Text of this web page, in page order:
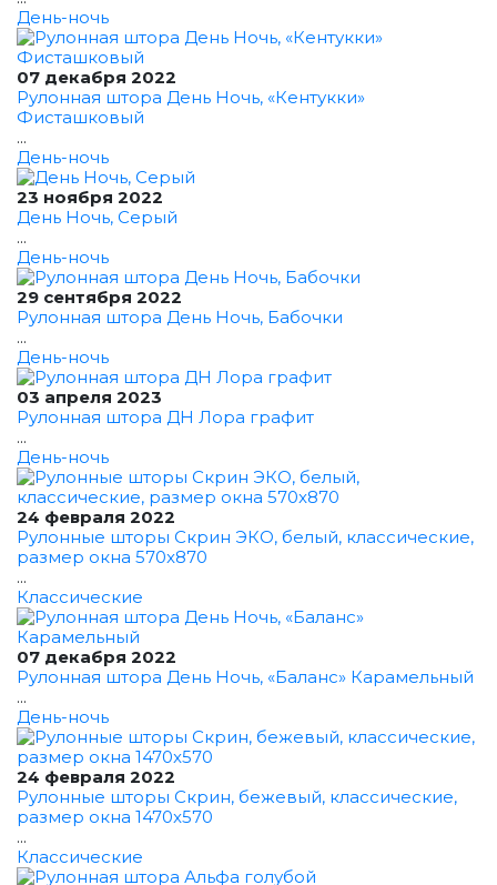
День-ночь
07 декабря 2022
Рулонная штора День Ночь, «Кентукки»
Фисташковый
...
День-ночь
23 ноября 2022
День Ночь, Серый
...
День-ночь
29 сентября 2022
Рулонная штора День Ночь, Бабочки
...
День-ночь
03 апреля 2023
Рулонная штора ДН Лора графит
...
День-ночь
24 февраля 2022
Рулонные шторы Скрин ЭКО, белый, классические,
размер окна 570x870
...
Классические
07 декабря 2022
Рулонная штора День Ночь, «Баланс» Карамельный
...
День-ночь
24 февраля 2022
Рулонные шторы Скрин, бежевый, классические,
размер окна 1470x570
...
Классические